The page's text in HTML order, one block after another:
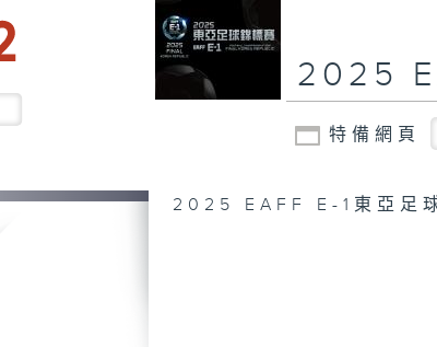
2025
特備網頁
2025 EAFF E-1東亞足